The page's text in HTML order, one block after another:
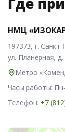
НМЦ
197373, г.
ул. Планерная,
Метро
Часы работы:
Телефон: +7